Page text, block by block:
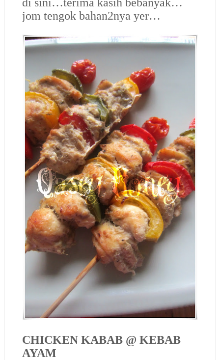
di sini…terima kasih bebanyak…
jom tengok bahan2nya yer…
CHICKEN KABAB @ KEBAB
AYAM